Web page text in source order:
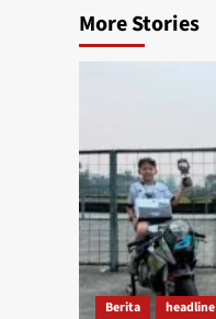
More Stories
Berita headline